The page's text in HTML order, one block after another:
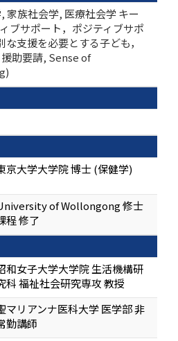
家族社会学, 医療社会学 キー
ブサポート，ポジティブサポ
支援を必要とする子ども，
助要請, Sense of
京大学大学院 博士 (保健学)
of Wollongong 修士
程 修了
和女子大学大学院 生活機構研
科 福祉社会研究専攻 教授
マリアンナ医科大学 医学部 非
勤講師